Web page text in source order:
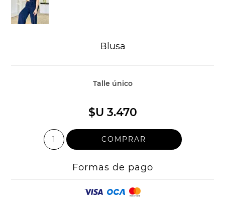
Blusa
Talle único
$U 3.470
Formas de pago